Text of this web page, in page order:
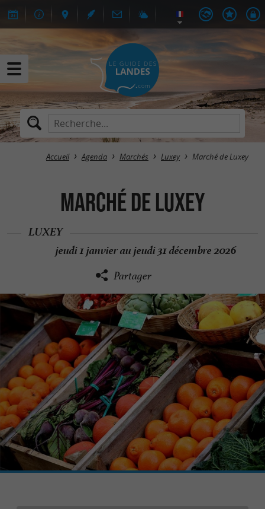
Accueil Agenda Marchés Luxey Marché de Luxey
Marché de Luxey
LUXEY
jeudi 1 janvier au jeudi 31 décembre 2026
Partager